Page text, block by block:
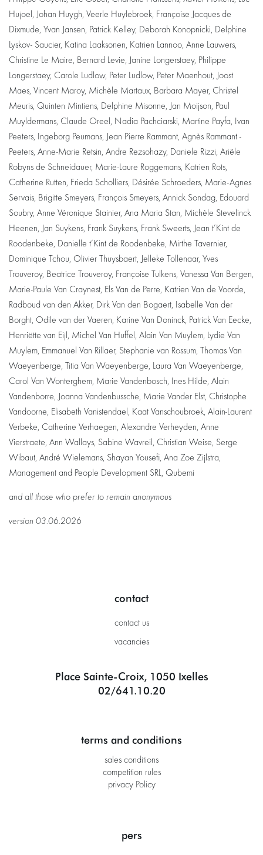
Hujoel, Johan Huygh, Veerle Huylebroek, Françoise Jacques de
Dixmude, Yvan Jansen, Patrick Kelley, Deborah Konopnicki, Delphine
Lyskov- Saucier, Katina Laaksonen, Katrien Lannoo, Anne Lauwers,
Christine Le Maire, Bernard Levie, Janine Longerstaey, Philippe
Longerstaey, Carole Ludlow, Peter Ludlow, Peter Maenhout, Joost
Maes, Vincent Maroy, Michèle Martaux, Barbara Mayer, Christel
Meuris, Quinten Mintiens, Delphine Misonne, Jan Moijson, Paul
Muyldermans, Claude Oreel, Nadia Pachciarski, Martine Payfa, Ivan
Peeters, Ingeborg Peumans, Jean Pierre Rammant, Agnès Rammant -
Peeters, Anne-Marie Retsin, Andre Rezsohazy, Daniele Rizzi, Ariële
Robyns de Schneidauer, Marie-Laure Roggemans, Katrien Rots,
Catherine Rutten, Frieda Scholliers, Désirée Schroeders, Marie-Agnes
Servais, Brigitte Smeyers, François Smeyers, Annick Sondag, Edouard
Soubry, Anne Véronique Stainier, Ana Maria Stan, Michèle Stevelinck
Heenen, Jan Suykens, Frank Suykens, Frank Sweerts, Jean t’Kint de
Roodenbeke, Danielle t’Kint de Roodenbeke, Mirthe Tavernier,
Dominique Tchou, Olivier Thuysbaert, Jelleke Tollenaar, Yves
Trouveroy, Beatrice Trouveroy, Françoise Tulkens, Vanessa Van Bergen,
Marie-Paule Van Craynest, Els Van de Perre, Katrien Van de Voorde,
Radboud van den Akker, Dirk Van den Bogaert, Isabelle Van der
Borght, Odile van der Vaeren, Karine Van Doninck, Patrick Van Eecke,
Henriëtte van Eijl, Michel Van Huffel, Alain Van Muylem, Lydie Van
Muylem, Emmanuel Van Rillaer, Stephanie van Rossum, Thomas Van
Waeyenberge, Titia Van Waeyenberge, Laura Van Waeyenberge,
Carol Van Wonterghem, Marie Vandenbosch, Ines Hilde, Alain
Vandenborre, Joanna Vandenbussche, Marie Vander Elst, Christophe
Vandoorne, Elisabeth Vanistendael, Kaat Vanschoubroek, Alain-Laurent
Verbeke, Catherine Verhaegen, Alexandre Verheyden, Anne
Vierstraete, Ann Wallays, Sabine Wavreil, Christian Weise, Serge
Wibaut, André Wielemans, Shayan Yousefi, Ana Zoe Zijlstra,
Management and People Development SRL, Qubemi
and all those who prefer to remain anonymous
version 03.06.2026
contact
contact us
vacancies
Place Sainte-Croix, 1050 Ixelles
02/641.10.20
terms and conditions
sales conditions
competition rules
privacy Policy
pers